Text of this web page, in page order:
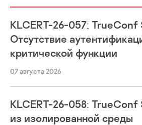
KLCERT-26-057: TrueConf
Отсутствие
критической функции
07 августа 2026
KLCERT-26-058:
из изолированной среды